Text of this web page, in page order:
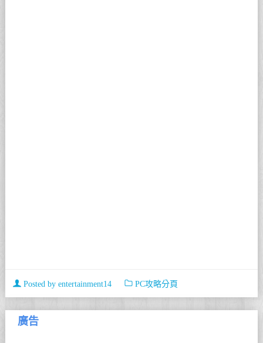
Posted by entertainment14 PC攻略分頁
廣告